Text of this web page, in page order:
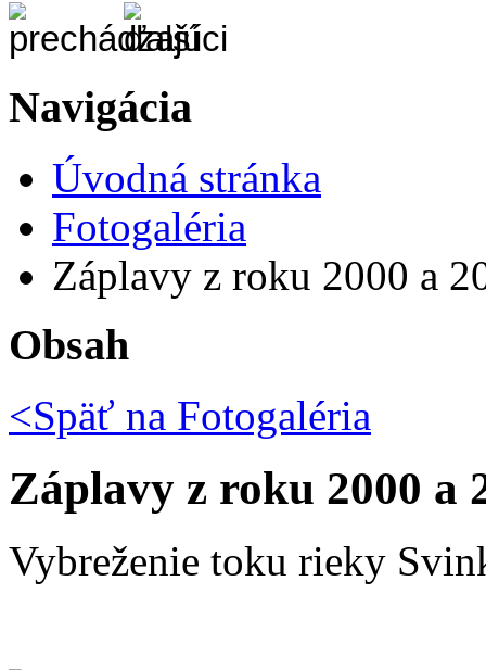
Navigácia
Úvodná stránka
Fotogaléria
Záplavy z roku 2000 a
Obsah
<Späť na Fotogaléria
Záplavy z roku 2000 a
Vybreženie toku rieky